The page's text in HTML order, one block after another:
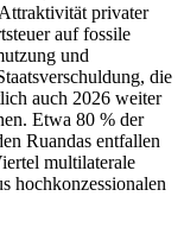
privater
auf fossile
und
die
auch 2026 weiter
Etwa 80 % der
Ruandas entfallen
multilaterale
hochkonzessionalen